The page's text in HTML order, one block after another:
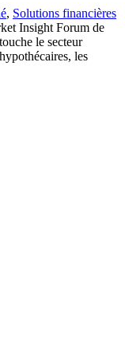
, Solutions financières
Insight Forum de
le secteur
les